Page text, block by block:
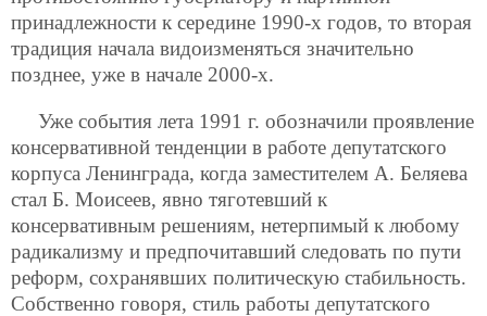
принадлежности к середине 1990-х годов, то вторая
традиция начала видоизменяться значительно
позднее, уже в начале 2000-х.
Уже события лета 1991 г. обозначили проявление
консервативной тенденции в работе депутатского
корпуса Ленинграда, когда заместителем А. Беляева
стал Б. Моисеев, явно тяготевший к
консервативным решениям, нетерпимый к любому
радикализму и предпочитавший следовать по пути
реформ, сохранявших политическую стабильность.
Собственно говоря, стиль работы депутатского